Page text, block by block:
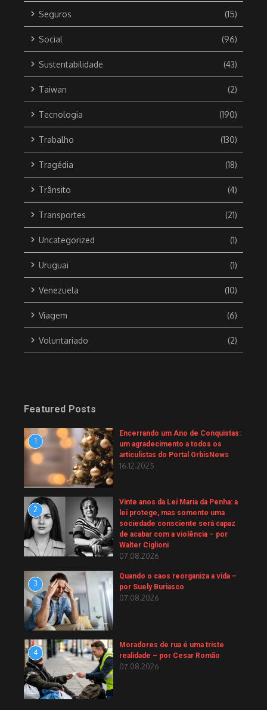
Seguros (15)
Social (96)
Sustentabilidade (43)
Taiwan (2)
Tecnologia (190)
Trabalho (130)
Tragédia (18)
Trânsito (4)
Transportes (21)
Uncategorized (1)
Uruguai (1)
Venezuela (10)
Viagem (6)
Voluntariado (2)
Featured Posts
1
Encerrando um Ano de Conquistas:
um agradecimento a todos os
articulistas do Portal OrbisNews
16.12.2025
2
Vinte anos da Lei Maria da Penha: a
lei protege, mas somente uma
sociedade consciente será capaz
de acabar com a violência – por
Walter Ciglioni
07.08.2026
3
Quando o caos reorganiza a vida –
por Suely Buriasco
07.08.2026
4
Moradores de rua é uma triste
realidade – por Cesar Romão
07.08.2026